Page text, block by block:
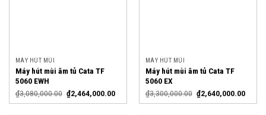
MÁY HÚT MÙI
Máy hút mùi âm tủ Cata TF
5060 EWH
₫3,080,000.00 ₫2,464,000.00
MÁY HÚT MÙI
Máy hút mùi âm tủ Cata TF
5060 EX
₫3,300,000.00 ₫2,640,000.00